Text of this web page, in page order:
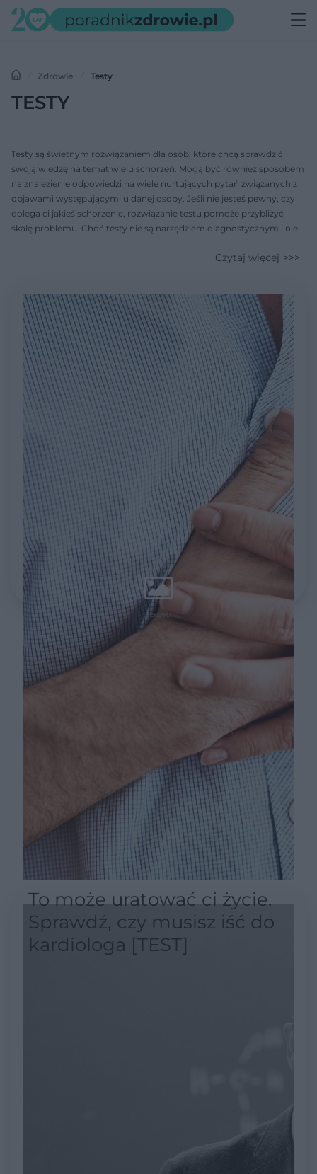
Zdrowie Testy
TESTY
Testy są świetnym rozwiązaniem dla osób, które chcą sprawdzić
swoją wiedzę na temat wielu schorzeń. Mogą być również sposobem
na znalezienie odpowiedzi na wiele nurtujących pytań związanych z
objawami występującymi u danej osoby. Jeśli nie jesteś pewny, czy
dolega ci jakieś schorzenie, rozwiązanie testu pomoże przybliżyć
skalę problemu. Choć testy nie są narzędziem diagnostycznym i nie
Czytaj więcej
To może uratować ci życie.
Sprawdź, czy musisz iść do
kardiologa [TEST]